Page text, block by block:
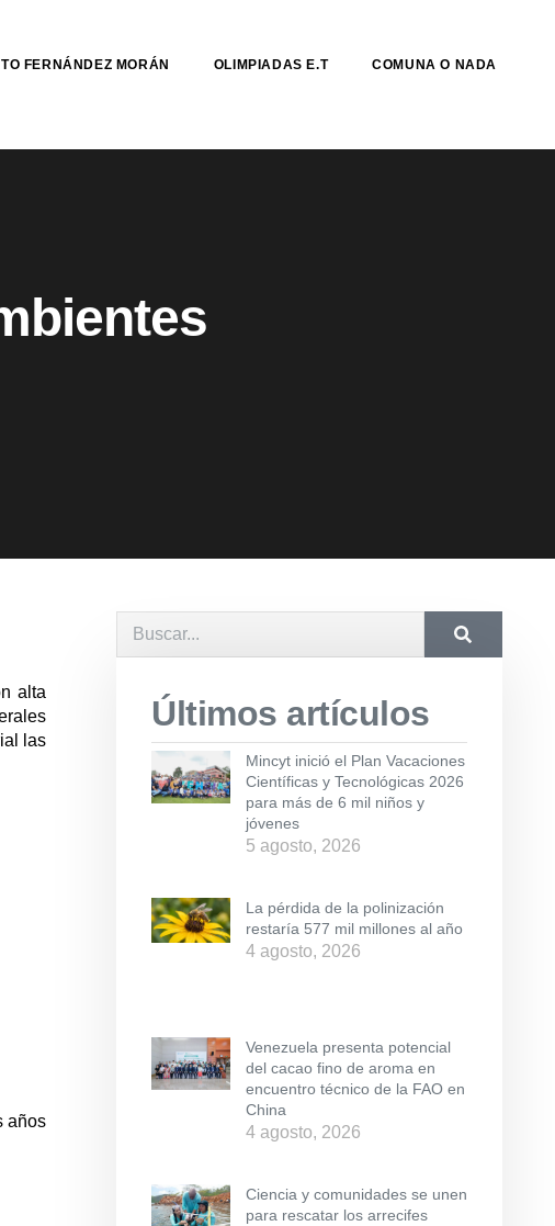
FERNÁNDEZ MORÁN OLIMPIADAS E.T COMUNA O NADA
alta
las
años
Últimos artículos
Mincyt inició el Plan Vacaciones
Científicas y Tecnológicas 2026
para más de 6 mil niños y
jóvenes
5 agosto, 2026
La pérdida de la polinización
restaría 577 mil millones al año
4 agosto, 2026
Venezuela presenta potencial
del cacao fino de aroma en
encuentro técnico de la FAO en
China
4 agosto, 2026
Ciencia y comunidades se unen
para rescatar los arrecifes